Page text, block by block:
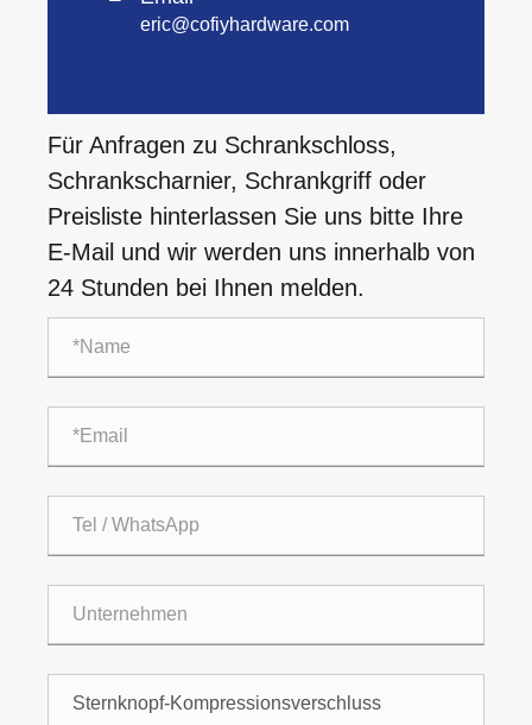
eric@cofiyhardware.com
Für Anfragen zu Schrankschloss,
Schrankscharnier, Schrankgriff oder
Preisliste hinterlassen Sie uns bitte Ihre
E-Mail und wir werden uns innerhalb von
24 Stunden bei Ihnen melden.